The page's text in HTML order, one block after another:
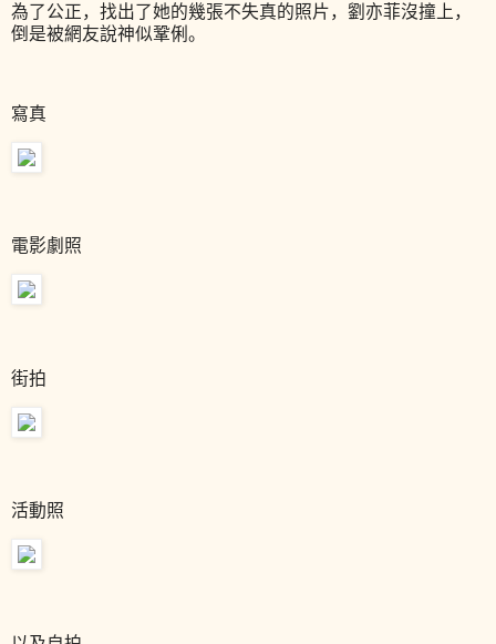
為了公正，找出了她的幾張不失真的照片，劉亦菲沒撞上，
倒是被網友說神似鞏俐。
寫真
電影劇照
街拍
活動照